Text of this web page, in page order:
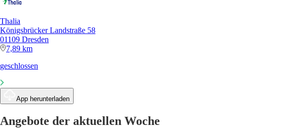
Thalia
Königsbrücker Landstraße 58
01109 Dresden
7,89 km
geschlossen
App herunterladen
Angebote der aktuellen Woche